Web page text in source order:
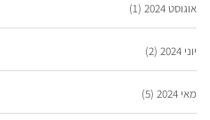
אוגוסט 2024 (1)
יוני 2024 (2)
מאי 2024 (5)